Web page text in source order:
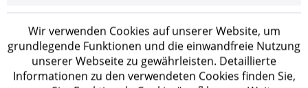
Merken
Artikel-Nr.: 290198
Wir verwenden Cookies auf unserer Website, um
grundlegende Funktionen und die einwandfreie Nutzung
unserer Webseite zu gewährleisten. Detaillierte
Informationen zu den verwendeten Cookies finden Sie,